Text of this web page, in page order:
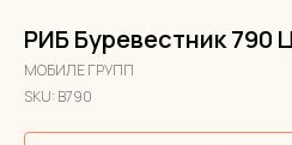
РИБ Буревестник 790
МОБИЛЕ ГРУПП
SKU: B790